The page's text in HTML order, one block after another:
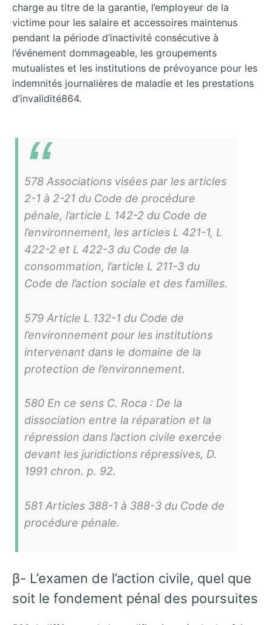
charge au titre de la garantie, l’employeur de la
victime pour les salaire et accessoires maintenus
pendant la période d’inactivité consécutive à
l’événement dommageable, les groupements
mutualistes et les institutions de prévoyance pour les
indemnités journalières de maladie et les prestations
d’invalidité864.
578 Associations visées par les articles
2-1 à 2-21 du Code de procédure
pénale, l’article L 142-2 du Code de
l’environnement, les articles L 421-1, L
422-2 et L 422-3 du Code de la
consommation, l’article L 211-3 du
Code de l’action sociale et des familles.
579 Article L 132-1 du Code de
l’environnement pour les institutions
intervenant dans le domaine de la
protection de l’environnement.
580 En ce sens C. Roca : De la
dissociation entre la réparation et la
répression dans l’action civile exercée
devant les juridictions répressives, D.
1991 chron. p. 92.
581 Articles 388-1 à 388-3 du Code de
procédure pénale.
β- L’examen de l’action civile, quel que
soit le fondement pénal des poursuites